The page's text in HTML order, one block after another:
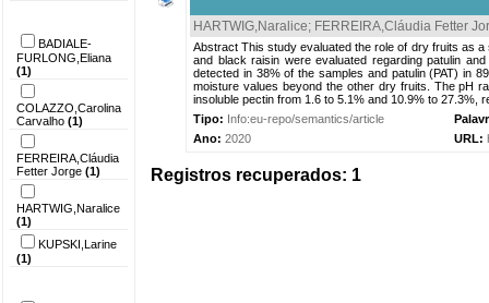
BADIALE-
FURLONG,Eliana
(1)
COLAZZO,Carolina
Carvalho (1)
FERREIRA,Cláudia
Fetter Jorge (1)
HARTWIG,Naralice
(1)
KUPSKI,Larine
(1)
HARTWIG,Naralice; FERREIRA,Cláudia Fetter
Abstract This study evaluated the role of dry fruits as
and black raisin were evaluated regarding patulin
detected in 38% of the samples and patulin (PAT) in
moisture values beyond the other dry fruits. The pH
insoluble pectin from 1.6 to 5.1% and 10.9% to 27.3%,
Tipo: Info:eu-repo/semantics/article
Ano: 2020 URL:
Registros recuperados: 1